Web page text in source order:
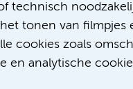
technisch
tonen van filmpjes
cookies zoals
en analytische